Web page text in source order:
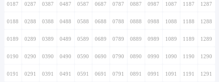
0187 0287 0387 0487 0587 0687 0787 0887 0987 1087 1187 1287
0188 0288 0388 0488 0588 0688 0788 0888 0988 1088 1188 1288
0189 0289 0389 0489 0589 0689 0789 0889 0989 1089 1189 1289
0190 0290 0390 0490 0590 0690 0790 0890 0990 1090 1190 1290
0191 0291 0391 0491 0591 0691 0791 0891 0991 1091 1191 1291